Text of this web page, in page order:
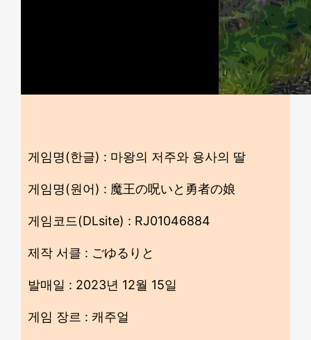
게임명(한글) : 마왕의 저주와 용사의 딸
게임명(원어) : 魔王の呪いと勇者の娘
게임코드(DLsite) : RJ01046884
제작 서클 : ごゆるりと
발매일 : 2023년 12월 15일
게임 장르 : 캐주얼